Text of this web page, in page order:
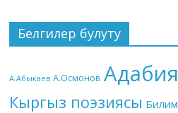
Белгилер булуту
А.Абыкаев А.Осмонов
Кыргыз поэзиясы Билим